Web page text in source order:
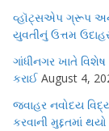
વ્હૉટ્સએપ ગ્રૂપ અને
યુવતીનું ઉત્તમ
ગાંધીનગર ખાતે
કરાઈ August 4,
જવાહર નવોદય
કરવાની મુદ્દતમાં થયો